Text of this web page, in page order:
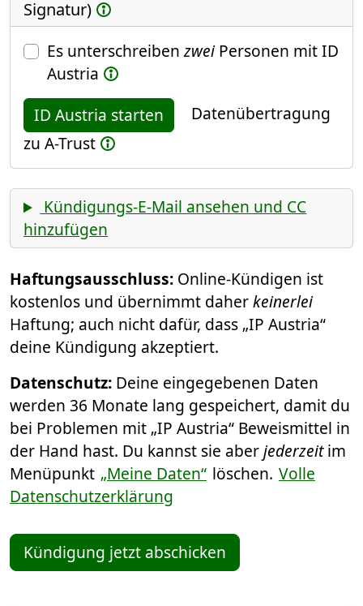
Signatur)
Es unterschreibenzweiPersonen mit ID
Austria
ID Austria starten
Datenübertragung
zu A-Trust
Kündigungs-E-Mail ansehen und CC
hinzufügen
Haftungsausschluss: Online-Kündigen ist
kostenlos und übernimmt daherkeinerlei
Haftung; auch nicht dafür, dass „IP Austria“
deine Kündigung akzeptiert.
Datenschutz: Deine eingegebenen Daten
werden 36 Monate lang gespeichert, damit du
bei Problemen mit „IP Austria“ Beweismittel in
der Hand hast. Du kannst sie aberjederzeitim
Menüpunkt „Meine Daten“ löschen. Volle
Datenschutzerklärung
Kündigung jetzt abschicken